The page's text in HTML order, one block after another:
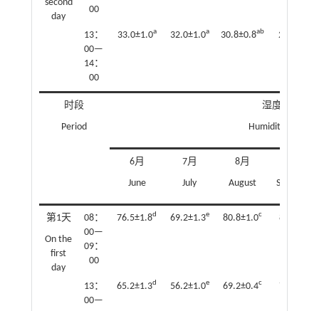
second
day
00
13：
00—
14：
00
33.0±1.0a 32.0±1.0a 30.8±0.8ab 29.2±0.8
时段
Period
湿度
Humidity/%
6月
June
7月
July
8月
August
第1天
On the
first
day
08：
00—
09：
00
76.5±1.8d 69.2±1.3e 80.8±1.0c 82.3±1.0
13：
00—
65.2±1.3d 56.2±1.0e 69.2±0.4c 70.6±1.2